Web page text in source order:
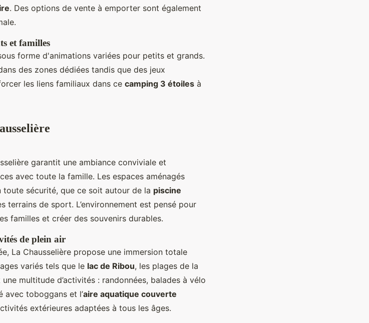
. Des options de vente à emporter sont également
et familles
forme d'animations variées pour petits et grands.
des zones dédiées tandis que des jeux
les liens familiaux dans ce camping 3 étoiles à
garantit une ambiance conviviale et
avec toute la famille. Les espaces aménagés
sécurité, que ce soit autour de la piscine
terrains de sport. L’environnement est pensé pour
familles et créer des souvenirs durables.
de plein air
La Chausselière propose une immersion totale
variés tels que le lac de Ribou, les plages de la
multitude d’activités : randonnées, balades à vélo
avec toboggans et l’aire aquatique couverte
extérieures adaptées à tous les âges.